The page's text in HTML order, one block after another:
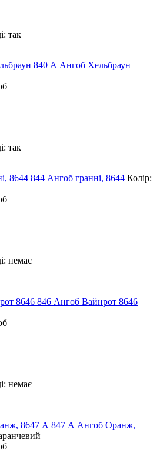
так
840 А Ангоб Хельбраун
так
844 Ангоб гранні, 8644 Колір:
немає
846 Ангоб Вайнрот 8646
немає
847 А Ангоб Оранж,